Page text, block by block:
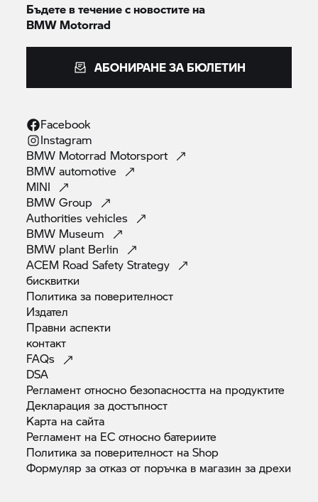
Бъдете в течение с новостите на
BMW Motorrad
АБОНИРАНЕ ЗА БЮЛЕТИН
Facebook
Instagram
BMW Motorrad Motorsport
BMWautomotive
MINI
BMWGroup
Authoritiesvehicles
BMW Museum
BMW plant Berlin
ACEM Road SafetyStrategy
бисквитки
Политика за поверителност
Издател
Правниаспекти
контакт
FAQs
DSA
Регламент относно безопасността на продуктите
Декларация задостъпност
Карта насайта
Регламент на ЕС относнобатериите
Политика за поверителност наShop
Формуляр за отказ от поръчка в магазин задрехи